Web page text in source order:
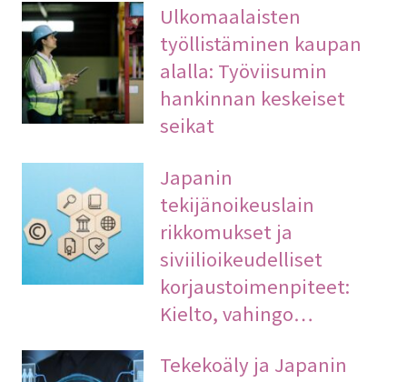
Ulkomaalaisten
työllistäminen kaupan
alalla: Työviisumin
hankinnan keskeiset
seikat
Japanin
tekijänoikeuslain
rikkomukset ja
siviilioikeudelliset
korjaustoimenpiteet:
Kielto, vahingo…
Tekekoäly ja Japanin